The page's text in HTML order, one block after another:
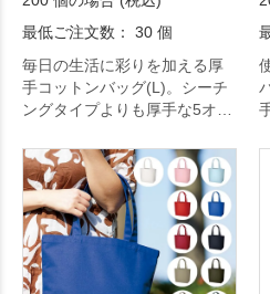
最低ご注文数： 30 個
毎日の生活に彩りを加える厚
手コットンバッグ(L)。シーチ
ングタイプよりも厚手な5オン
コットンバッグです。マチな
しタイプですがA3サイズがす
っぽり入る大きさがあるの
で、マルチに使えます。サブ
バッグとして使ったり、折り
たたんで鞄に忍ばせておくエ
コバッグとしてもオススメで